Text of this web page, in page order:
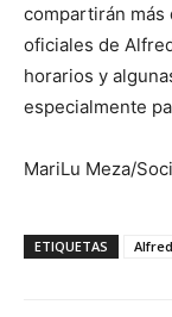
compartirán más
oficiales de
horarios y
especialmente
MariLu Meza/
ETIQUETAS